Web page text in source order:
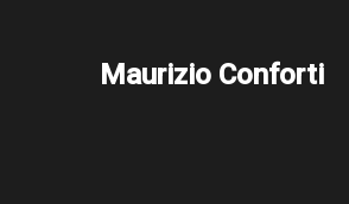
Maurizio Conforti